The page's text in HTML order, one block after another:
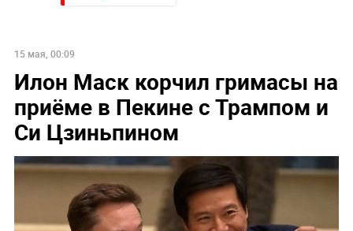
15 мая, 00:09
Илон Маск корчил гримасы на
приёме в Пекине с Трампом и
Си Цзиньпином